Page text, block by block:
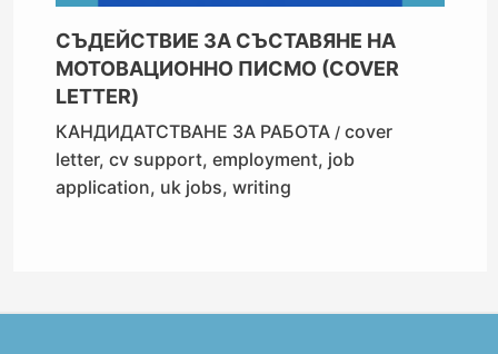
СЪДЕЙСТВИЕ ЗА СЪСТАВЯНЕ НА
МОТОВАЦИОННО ПИСМО (COVER
LETTER)
КАНДИДАТСТВАНЕ ЗА РАБОТА /cover
letter,cv support,employment, job
application, uk jobs,writing